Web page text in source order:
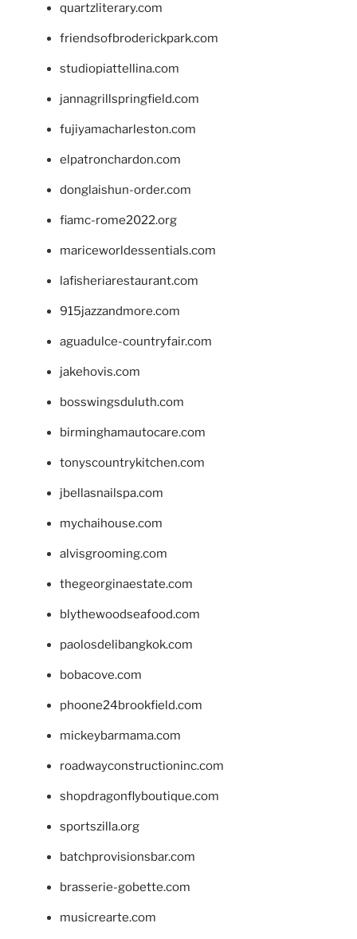
quartzliterary.com
friendsofbroderickpark.com
studiopiattellina.com
jannagrillspringfield.com
fujiyamacharleston.com
elpatronchardon.com
donglaishun-order.com
fiamc-rome2022.org
mariceworldessentials.com
lafisheriarestaurant.com
915jazzandmore.com
aguadulce-countryfair.com
jakehovis.com
bosswingsduluth.com
birminghamautocare.com
tonyscountrykitchen.com
jbellasnailspa.com
mychaihouse.com
alvisgrooming.com
thegeorginaestate.com
blythewoodseafood.com
paolosdelibangkok.com
bobacove.com
phoone24brookfield.com
mickeybarmama.com
roadwayconstructioninc.com
shopdragonflyboutique.com
sportszilla.org
batchprovisionsbar.com
brasserie-gobette.com
musicrearte.com